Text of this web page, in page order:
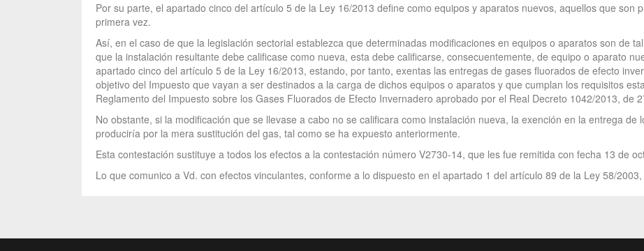
Por su parte, el apartado cinco del artículo 5 de la Ley 16/2013 define como equipos y aparatos nuevos, aquellos que son
primera vez.
Así, en el caso de que la legislación sectorial establezca que determinadas modificaciones en equipos o aparatos son de
que la instalación resultante debe calificase como nueva, esta debe calificarse, consecuentemente, de equipo o aparato
apartado cinco del artículo 5 de la Ley 16/2013, estando, por tanto, exentas las entregas de gases fluorados de efecto
objetivo del Impuesto que vayan a ser destinados a la carga de dichos equipos o aparatos y que cumplan los requisitos
Reglamento del Impuesto sobre los Gases Fluorados de Efecto Invernadero aprobado por el Real Decreto 1042/2013, de
No obstante, si la modificación que se llevase a cabo no se calificara como instalación nueva, la exención en la entrega
produciría por la mera sustitución del gas, tal como se ha expuesto anteriormente.
Esta contestación sustituye a todos los efectos a la contestación número V2730-14, que les fue remitida con fecha 13 de
Lo que comunico a Vd. con efectos vinculantes, conforme a lo dispuesto en el apartado 1 del artículo 89 de la Ley 58/